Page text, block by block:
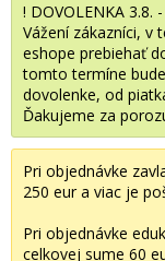
! DOVOLENKA 3.8.
Vážení zákazníci, v
eshope prebiehať
tomto termíne
dovolenke, od
Ďakujeme za
Pri objednávke
250 eur a viac je
Pri objednávke
celkovej sume 60